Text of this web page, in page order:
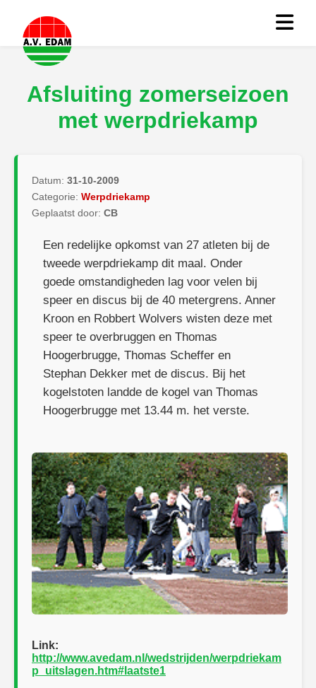
Afsluiting zomerseizoen
met werpdriekamp
Datum: 31-10-2009
Categorie: Werpdriekamp
Geplaatst door: CB
Een redelijke opkomst van 27 atleten bij de
tweede werpdriekamp dit maal. Onder
goede omstandigheden lag voor velen bij
speer en discus bij de 40 metergrens. Anner
Kroon en Robbert Wolvers wisten deze met
speer te overbruggen en Thomas
Hoogerbrugge, Thomas Scheffer en
Stephan Dekker met de discus. Bij het
kogelstoten landde de kogel van Thomas
Hoogerbrugge met 13.44 m. het verste.
Link:
http://www.avedam.nl/wedstrijden/werpdriekam
p_uitslagen.htm#laatste1